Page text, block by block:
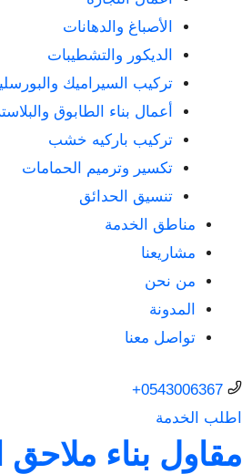
الأصباغ والدهانات
الديكور والتشطيبات
تركيب السيراميك
أعمال بناء الطابوق
تركيب باركيه خشب
تكسير وترميم الحمامات
تنسيق الحدائق
مناطق الخدمة
مشاريعنا
من نحن
المدونة
تواصل معنا
0543006367+
اطلب الخدمة
مقاول بناء